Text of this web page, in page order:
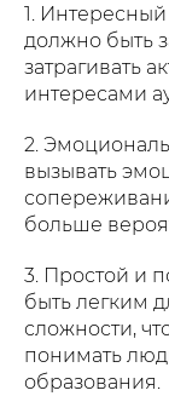
1.
должно быть
затрагивать
интересами
2.
вызывать
больше
3. Простой и
быть легким
сложности,
понимать
образования.